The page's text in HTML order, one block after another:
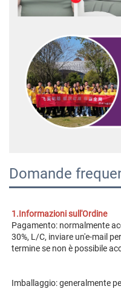
Domande
1.Informazioni sull'Ordine
Pagamento: normalmente
30%, L/C, inviare un'e-mail
termine se non è possibile
Imballaggio: generalmente